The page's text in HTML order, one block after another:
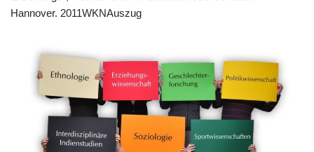
Hannover. 2011WKNAuszug